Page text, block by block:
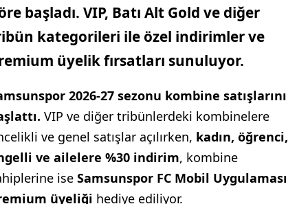
başladı. VIP, Batı Alt Gold ve diğer
kategorileri ile özel indirimler ve
üyelik fırsatları sunuluyor.
2026-27 sezonu kombine satışlarını
VIP ve diğer tribünlerdeki kombinelere
ve genel satışlar açılırken, kadın, öğrenci,
ve ailelere %30 indirim, kombine
ise Samsunspor FC Mobil Uygulaması
üyeliği hediye ediliyor.